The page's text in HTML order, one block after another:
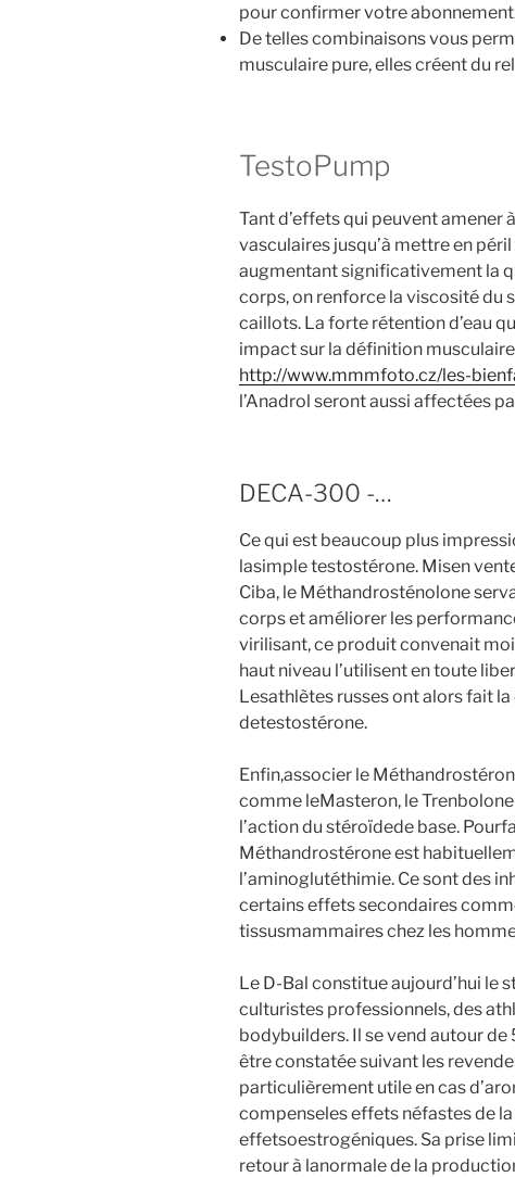
pour confirmer votre
De telles combinaisons vous
musculaire pure, elles créent du
TestoPump
Tant d’effets qui peuvent
vasculaires jusqu’à mettre en
augmentant significativement la
corps, on renforce la viscosité du
caillots. La forte rétention d’eau
impact sur la définition
http://www.mmmfoto.cz/les-
l’Anadrol seront aussi affectées
DECA-300 -…
Ce qui est beaucoup plus
lasimple testostérone. Misen
Ciba, le Méthandrosténolone
corps et améliorer les
virilisant, ce produit convenait
haut niveau l’utilisent en toute
Lesathlètes russes ont alors fait
detestostérone.
Enfin,associer le
comme leMasteron, le
l’action du stéroïdede base.
Méthandrostérone est
l’aminoglutéthimie. Ce sont des
certains effets secondaires
tissusmammaires chez les
Le D-Bal constitue aujourd’hui le
culturistes professionnels, des
bodybuilders. Il se vend autour
être constatée suivant les
particulièrement utile en cas
compenseles effets néfastes de
effetsoestrogéniques. Sa prise
retour à lanormale de la